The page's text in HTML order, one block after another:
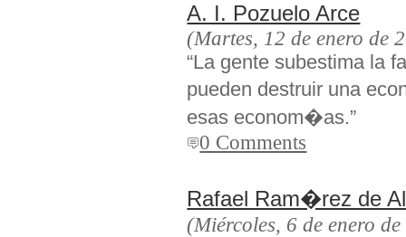
A. I. Pozuelo Arce
(Martes, 12 de enero de
“La gente subestima la
pueden destruir una
esas econom�as.”
0 Comments
Rafael Ram�rez de
(Miércoles, 6 de enero